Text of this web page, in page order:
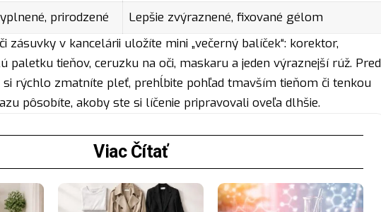
prirodzené
Lepšie zvýraznené, fixované gélom
zásuvky v kancelárii uložíte mini „večerný balíček“: korektor,
paletku tieňov, ceruzku na oči, maskaru a jeden výraznejší rúž. Pred
si rýchlo zmatníte pleť, prehĺbite pohľad tmavším tieňom či tenkou
pôsobíte, akoby ste si líčenie pripravovali oveľa dlhšie.
Viac Čítať